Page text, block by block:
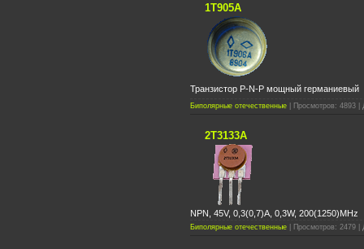
1Т905А
Транзистор P-N-P мощный германиевый
Биполярные отечественные | Просмотров: 4893 |
2Т3133А
NPN, 45V, 0,3(0,7)A, 0,3W, 200(1250)MHz
Биполярные отечественные | Просмотров: 2479 |